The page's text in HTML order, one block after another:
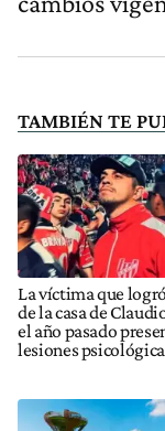
TAMBIÉN TE
La víctima que
de la casa de
el año pasado
lesiones